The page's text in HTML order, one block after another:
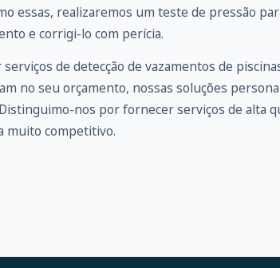
essas, realizaremos um teste de pressão
e corrigi-lo com perícia.
de detecção de vazamentos de
no seu orçamento, nossas soluções
nos por fornecer serviços de alta
muito competitivo.